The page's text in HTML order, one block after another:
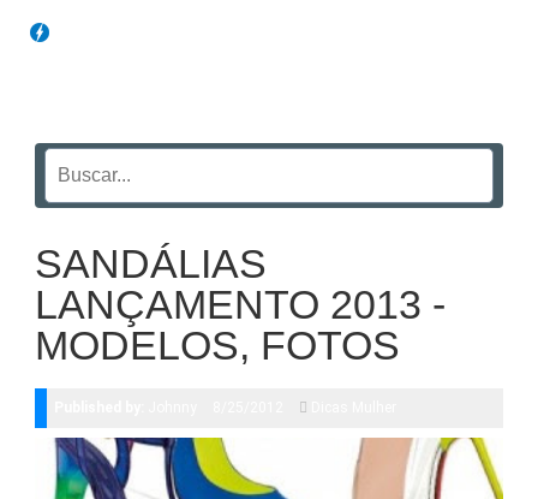
SANDÁLIAS
LANÇAMENTO 2013 -
MODELOS, FOTOS